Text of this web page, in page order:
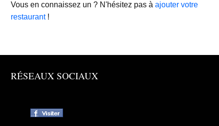
Vous en connaissez un ? N'hésitez pas àajouter votre
restaurant!
RÉSEAUX SOCIAUX